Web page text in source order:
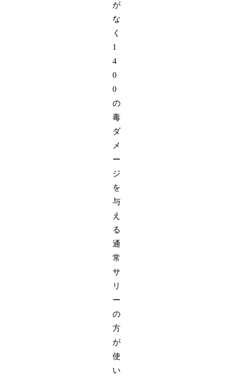
が
な
く
1
4
0
0
の
毒
ダ
メ
ー
ジ
を
与
え
る
通
常
サ
リ
ー
の
方
が
使
い